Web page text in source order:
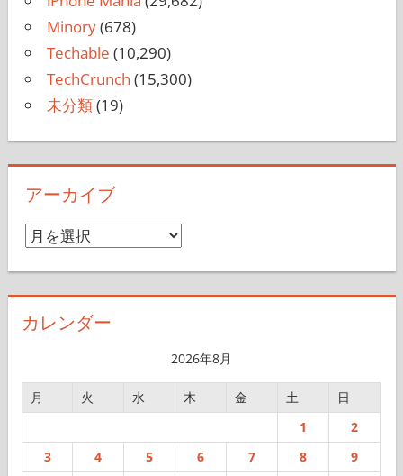
Minory(678)
Techable (10,290)
TechCrunch (15,300)
未分類(19)
アーカイブ
ア
イ
カレンダー
2026年8月
月 火 水 木 金 土
日
1
2
3
4 5 6 7 8
9